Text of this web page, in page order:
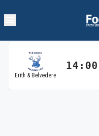
Erith & Belvedere
14:00